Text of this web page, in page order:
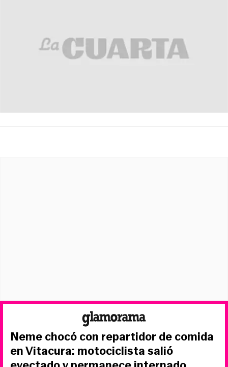
Neme chocó con repartidor de comida
en Vitacura: motociclista salió